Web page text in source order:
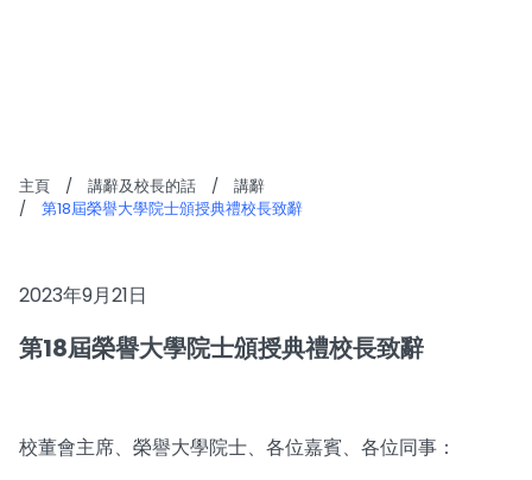
主頁 / 講辭及校長的話 /
講辭
/
第18屆榮譽大學院士頒授典禮校長致辭
2023年9月21日
第18屆榮譽大學院士頒授典禮校長致辭
校董會主席、榮譽大學院士、各位嘉賓、各位同事：